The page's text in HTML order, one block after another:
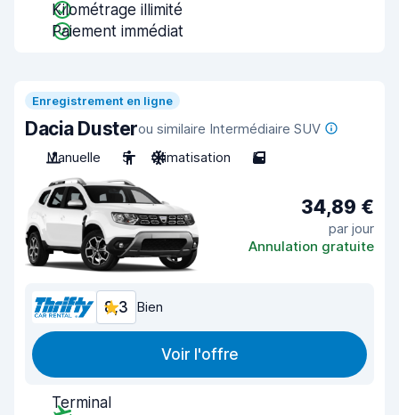
Kilométrage illimité
Paiement immédiat
Enregistrement en ligne
Dacia Dusterou similaire Intermédiaire SUV
Manuelle
5 Climatisation 5
34,89 €
par jour
Annulation gratuite
8,3 Bien
Voir l'offre
Terminal